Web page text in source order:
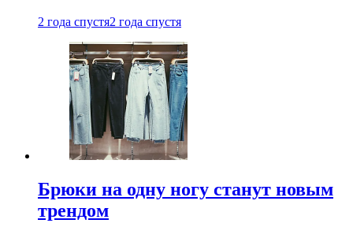
2 года спустя2 года спустя
Брюки на одну ногу станут новым
трендом